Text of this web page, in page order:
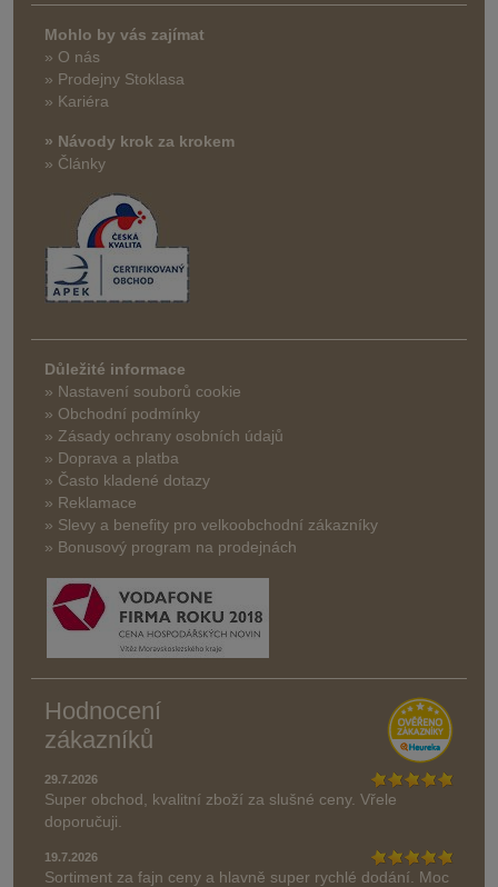
Mohlo by vás zajímat
» O nás
» Prodejny Stoklasa
» Kariéra
» Návody krok za krokem
» Články
Důležité informace
» Nastavení souborů cookie
» Obchodní podmínky
» Zásady ochrany osobních údajů
» Doprava a platba
» Často kladené dotazy
» Reklamace
» Slevy a benefity pro velkoobchodní zákazníky
» Bonusový program na prodejnách
Hodnocení
zákazníků
29.7.2026
Super obchod, kvalitní zboží za slušné ceny. Vřele
doporučuji.
19.7.2026
Sortiment za fajn ceny a hlavně super rychlé dodání. Moc